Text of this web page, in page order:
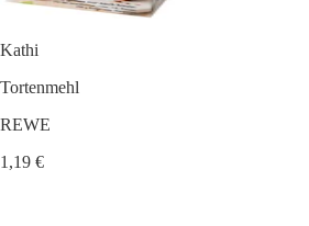
Kathi
Tortenmehl
REWE
1,19 €